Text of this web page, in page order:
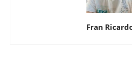
Fran